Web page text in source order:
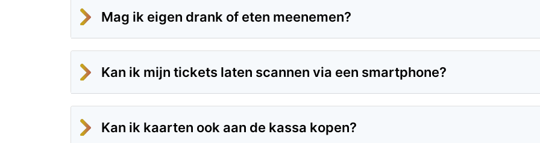
Mag ik eigen drank of eten meenemen?
Kan ik mijn tickets laten scannen via een smartphone?
Kan ik kaarten ook aan de kassa kopen?